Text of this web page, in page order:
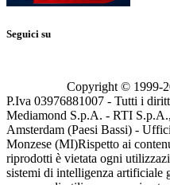
Seguici su
Copyright © 1999-
P.Iva 03976881007 - Tutti i
Mediamond S.p.A. - RTI
Amsterdam (Paesi Bassi) -
Monzese (MI)Rispetto ai
riprodotti è vietata ogni
sistemi di intelligenza artificiale